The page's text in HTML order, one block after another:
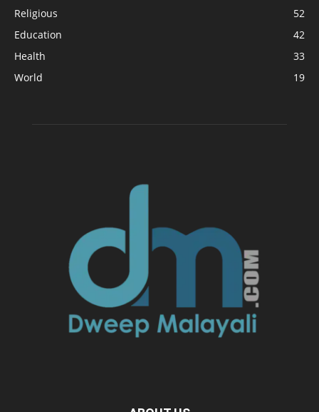
Religious
52
Education
42
Health
33
World
19